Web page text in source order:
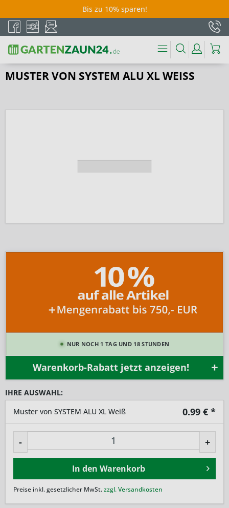
Bis zu 10% sparen!
MUSTER VON SYSTEM ALU XL WEISS
NUR NOCH 1 TAG UND 18 STUNDEN
Warenkorb-Rabatt jetzt anzeigen!
IHRE AUSWAHL:
Muster von SYSTEM ALU XL Weiß
0.99 € *
- +
In den Warenkorb
Preise inkl. gesetzlicher MwSt.zzgl. Versandkosten